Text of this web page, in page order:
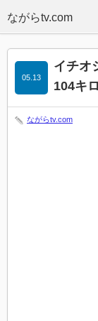
イチオ
104キ
05.13
ながらtv.com